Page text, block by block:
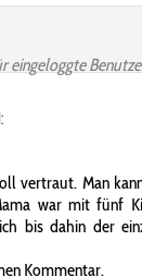
eingeloggte
vertraut. Man
war mit fünf
bis dahin der
Kommentar.